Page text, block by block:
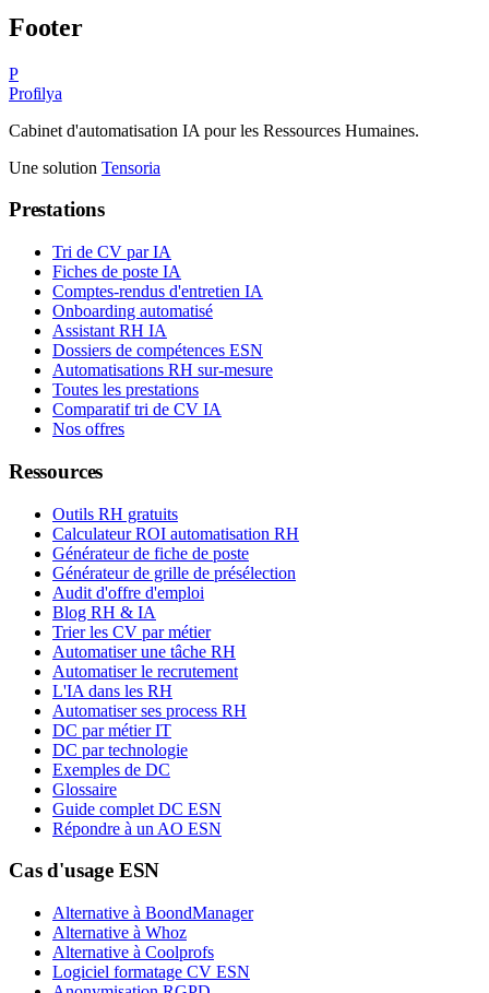
Footer
P
Profilya
Cabinet d'automatisation IA pour les Ressources Humaines.
Une solution Tensoria
Prestations
Tri de CV par IA
Fiches de poste IA
Comptes-rendus d'entretien IA
Onboarding automatisé
Assistant RH IA
Dossiers de compétences ESN
Automatisations RH sur-mesure
Toutes les prestations
Comparatif tri de CV IA
Nos offres
Ressources
Outils RH gratuits
Calculateur ROI automatisation RH
Générateur de fiche de poste
Générateur de grille de présélection
Audit d'offre d'emploi
Blog RH & IA
Trier les CV par métier
Automatiser une tâche RH
Automatiser le recrutement
L'IA dans les RH
Automatiser ses process RH
DC par métier IT
DC par technologie
Exemples de DC
Glossaire
Guide complet DC ESN
Répondre à un AO ESN
Cas d'usage ESN
Alternative à BoondManager
Alternative à Whoz
Alternative à Coolprofs
Logiciel formatage CV ESN